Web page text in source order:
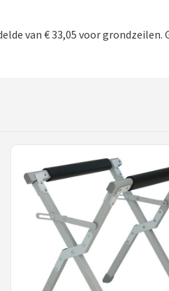
van € 33,05 voor grondzeilen.